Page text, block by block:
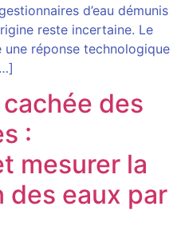
d’eau démunis
reste incertaine. Le
réponse technologique
des
:
mesurer la
des eaux par